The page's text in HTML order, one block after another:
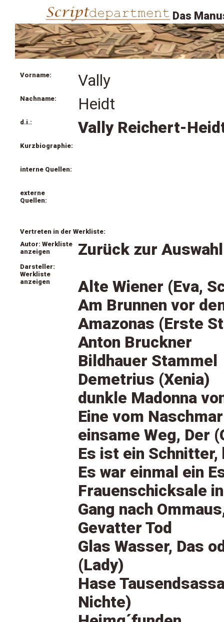
Das
Vorname: Vally
Nachname: Heidt
d.i.: Vally Reichert-
Kurzbiographie:
interne Quellen:
externe
Quellen:
Vertreten in der Werkliste:
Autor: Werkliste
anzeigen
Darsteller:
Werkliste
anzeigen
Zurück zur
Alte Wiener (Eva,
Am Brunnen vor
Amazonas (Erste
Anton Bruckner
Bildhauer Stammel
Demetrius (Xenia)
dunkle Madonna
Eine vom
einsame Weg, Der
Es ist ein Schnitter,
Es war einmal ein
Frauenschicksale
Gang nach
Gevatter Tod
Glas Wasser, Das
(Lady)
Hase
Nichte)